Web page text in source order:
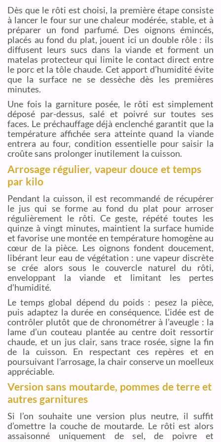
Dès que le rôti est choisi, la première étape consiste
à lancer le four sur une chaleur modérée, stable, et à
préparer un fond parfumé. Des oignons émincés,
placés au fond du plat, jouent ici un double rôle : ils
diffusent leurs sucs dans la viande et forment un
matelas protecteur qui limite le contact direct entre
le porc et la tôle chaude. Cet apport d’humidité évite
que la surface ne se dessèche dès les premières
minutes.
Une fois la garniture posée, le rôti est simplement
déposé par-dessus, salé et poivré sur toutes ses
faces. Le préchauffage déjà enclenché garantit que la
température affichée sera atteinte quand la viande
entrera au four, condition essentielle pour saisir la
croûte sans prolonger inutilement la cuisson.
Arrosage régulier, vapeur douce et temps
par kilo
Pendant la cuisson, il est recommandé de récupérer
le jus qui se forme au fond du plat pour arroser
régulièrement le rôti. Ce geste, répété toutes les
quinze à vingt minutes, maintient la surface humide
et favorise une montée en température homogène au
cœur de la pièce. Les oignons fondent doucement,
libérant leur eau de végétation : une vapeur discrète
se crée alors sous le couvercle naturel du rôti,
enveloppant la viande et limitant les pertes
d’humidité.
Le temps global dépend du poids : pesez la pièce,
puis adaptez la durée en conséquence. L’idée est de
contrôler plutôt que de chronométrer à l’aveugle : la
lame d’un couteau plantée au centre doit ressortir
chaude, et un jus clair, sans trace rosée, signe la fin
de la cuisson. En respectant ces repères et en
poursuivant l’arrosage, la chair conserve un moelleux
appréciable.
Version sans moutarde, pommes de terre et
autres garnitures
Si l’on souhaite une version plus neutre, il suffit
d’omettre la couche de moutarde. Le rôti est alors
assaisonné uniquement de sel, de poivre et